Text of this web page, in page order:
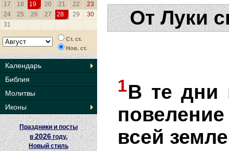
17
18 19 20 21 22
23
24
25 26 27 28 29
30
31
Ст. ст.
Нов. ст.
Календарь
Библия
Молитвы
Иконы
Праздники и посты
в2026 году.
Новый стиль
От Луки
1В те дни
всей